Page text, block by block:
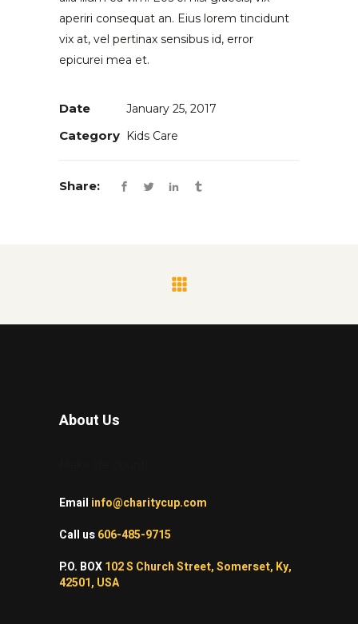
aperiri consequat an. Eius lorem tincidunt
vix at, vel pertinax sensibus id, error
epicurei mea et.
Date January 25, 2017
Category Kids Care
Share:
About Us
Email info@charitycup.com
Call us606-485-9715
P.O. BOX102 S Church Street, Somerset, Ky,
42501, USA